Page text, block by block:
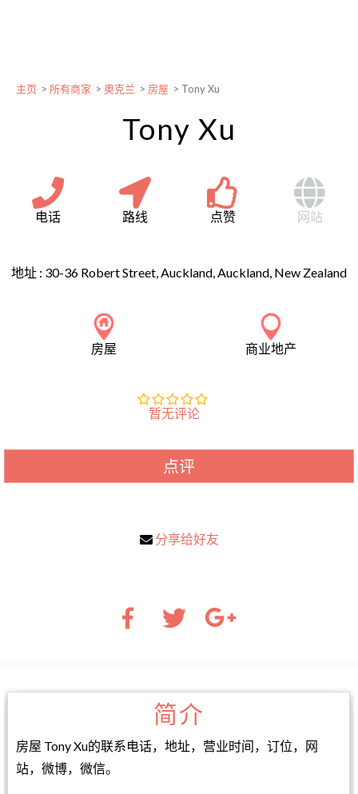
主页 > 所有商家 > 奥克兰 > 房屋 > Tony Xu
Tony Xu
电话 路线 点赞 网站
地址 : 30-36 Robert Street, Auckland, Auckland, New Zealand
房屋 商业地产
暂无评论
点评
分享给好友
简介
房屋 Tony Xu的联系电话，地址，营业时间，订位，网
站，微博，微信。